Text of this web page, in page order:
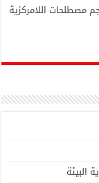
رقم 11 حول معجم مصطلحات اللامركزية
البيئة